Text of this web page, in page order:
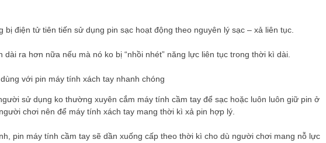
bị điện tử tiên tiến sử dụng pin sạc hoạt động theo nguyên lý sạc – xả liên tục.
ra hơn nữa nếu mà nó ko bị “nhồi nhét” năng lực liên tục trong thời kì dài.
sử dụng ko thường xuyên cắm máy tính cầm tay để sạc hoặc luôn luôn giữ pin ở
chơi nên để máy tính xách tay mang thời kì xả pin hợp lý.
pin máy tính cầm tay sẽ dần xuống cấp theo thời kì cho dù người chơi mang nỗ lực